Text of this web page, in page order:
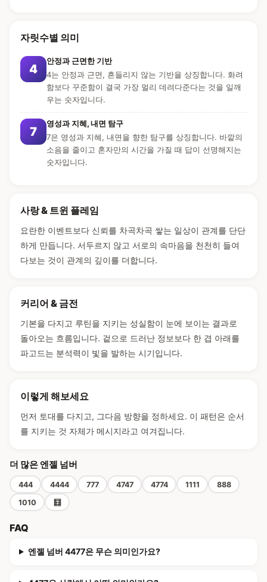
자릿수별 의미
4
안정과 근면한 기반
4는 안정과 근면, 흔들리지 않는 기반을 상징합니다. 화려
함보다 꾸준함이 결국 가장 멀리 데려다준다는 것을 일깨
우는 숫자입니다.
7
영성과 지혜, 내면 탐구
7은 영성과 지혜, 내면을 향한 탐구를 상징합니다. 바깥의
소음을 줄이고 혼자만의 시간을 가질 때 답이 선명해지는
숫자입니다.
사랑 & 트윈 플레임
요란한 이벤트보다 신뢰를 차곡차곡 쌓는 일상이 관계를 단단
하게 만듭니다. 서두르지 않고 서로의 속마음을 천천히 들여
다보는 것이 관계의 깊이를 더합니다.
커리어 & 금전
기본을 다지고 루틴을 지키는 성실함이 눈에 보이는 결과로
돌아오는 흐름입니다. 겉으로 드러난 정보보다 한 겹 아래를
파고드는 분석력이 빛을 발하는 시기입니다.
이렇게 해보세요
먼저 토대를 다지고, 그다음 방향을 정하세요. 이 패턴은 순서
를 지키는 것 자체가 메시지라고 여겨집니다.
더 많은 엔젤 넘버
444 4444 777 4747 4774 1111
888
1010
🧮
FAQ
엔젤 넘버 4477은 무슨 의미인가요?